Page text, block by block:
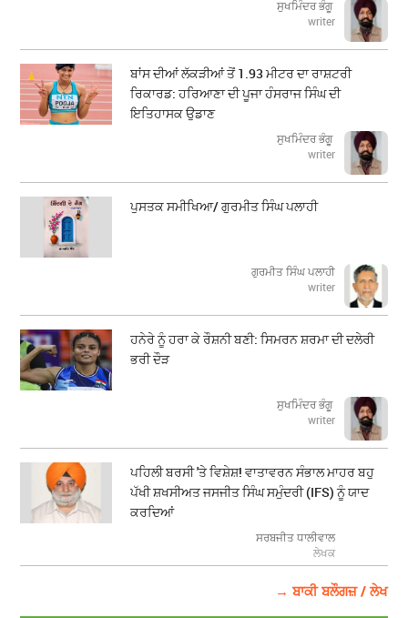
ਸੁਖਮਿੰਦਰ ਭੰਗੂ
writer
ਬਾਂਸ ਦੀਆਂ ਲੱਕੜੀਆਂ ਤੋਂ 1.93 ਮੀਟਰ ਦਾ ਰਾਸ਼ਟਰੀ
ਰਿਕਾਰਡ: ਹਰਿਆਣਾ ਦੀ ਪੂਜਾ ਹੰਸਰਾਜ ਸਿੰਘ ਦੀ
ਇਤਿਹਾਸਕ ਉਡਾਣ
ਸੁਖਮਿੰਦਰ ਭੰਗੂ
writer
ਪੁਸਤਕ ਸਮੀਖਿਆ/ ਗੁਰਮੀਤ ਸਿੰਘ ਪਲਾਹੀ
ਗੁਰਮੀਤ ਸਿੰਘ ਪਲਾਹੀ
writer
ਹਨੇਰੇ ਨੂੰ ਹਰਾ ਕੇ ਰੌਸ਼ਨੀ ਬਣੀ: ਸਿਮਰਨ ਸ਼ਰਮਾ ਦੀ ਦਲੇਰੀ
ਭਰੀ ਦੌੜ
ਸੁਖਮਿੰਦਰ ਭੰਗੂ
writer
ਪਹਿਲੀ ਬਰਸੀ 'ਤੇ ਵਿਸ਼ੇਸ਼! ਵਾਤਾਵਰਨ ਸੰਭਾਲ ਮਾਹਰ ਬਹੁ
ਪੱਖੀ ਸ਼ਖਸੀਅਤ ਜਸਜੀਤ ਸਿੰਘ ਸਮੁੰਦਰੀ (IFS) ਨੂੰ ਯਾਦ
ਕਰਦਿਆਂ
ਸਰਬਜੀਤ ਧਾਲੀਵਾਲ
ਲੇਖਕ
→ ਬਾਕੀ ਬਲੌਗਜ਼ / ਲੇਖ